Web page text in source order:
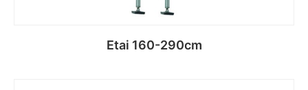
Etai 160-290cm